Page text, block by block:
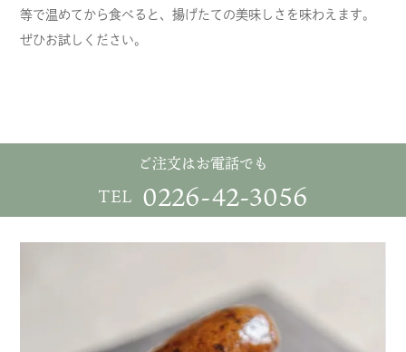
等で温めてから食べると、揚げたての美味しさを味わえます。
ぜひお試しください。
ご注文はお電話でも
TEL 0226-42-3056